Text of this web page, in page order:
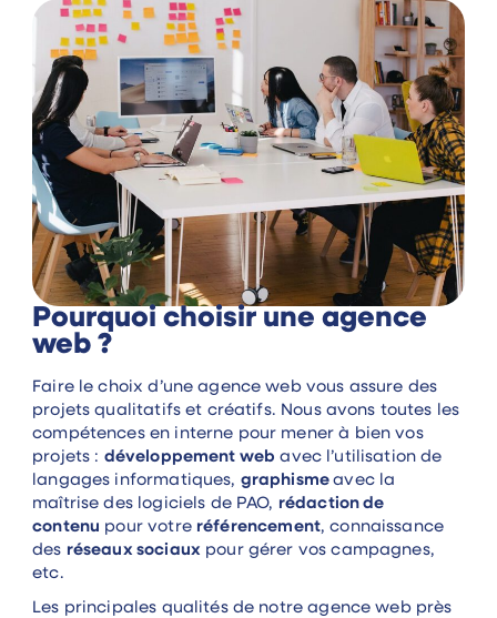
Pourquoi choisir une agence
web ?
Faire le choix d’une agence web vous assure des
projets qualitatifs et créatifs. Nous avons toutes les
compétences en interne pour mener à bien vos
projets : développement web avec l’utilisation de
langages informatiques, graphismeavec la
maîtrise des logiciels de PAO, rédaction de
contenu pour votre référencement, connaissance
des réseaux sociaux pour gérer vos campagnes,
etc.
Les principales qualités de notre agence web près